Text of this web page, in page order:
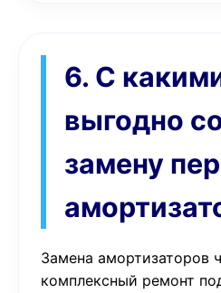
6. С
выгодно
замену
Замена амортизаторов
комплексный ремонт